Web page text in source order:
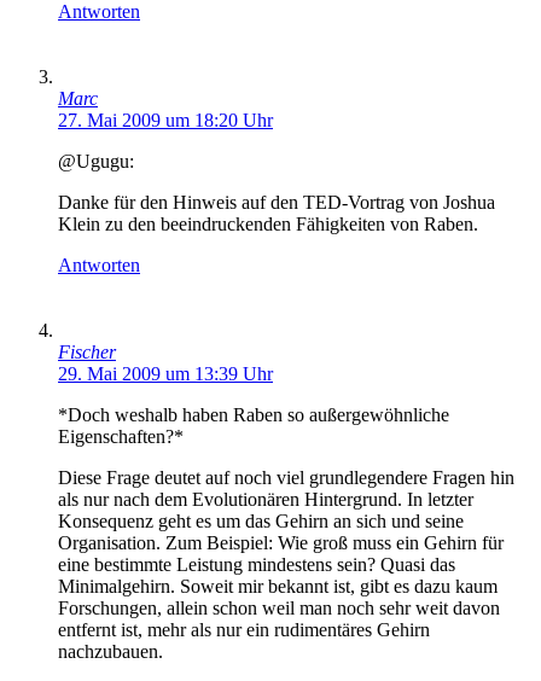
Antworten
Marc
27. Mai 2009 um 18:20 Uhr
@Ugugu:
Danke für den Hinweis auf den TED-Vortrag von Joshua
Klein zu den beeindruckenden Fähigkeiten von Raben.
Antworten
Fischer
29. Mai 2009 um 13:39 Uhr
*Doch weshalb haben Raben so außergewöhnliche
Eigenschaften?*
Diese Frage deutet auf noch viel grundlegendere Fragen hin
als nur nach dem Evolutionären Hintergrund. In letzter
Konsequenz geht es um das Gehirn an sich und seine
Organisation. Zum Beispiel: Wie groß muss ein Gehirn für
eine bestimmte Leistung mindestens sein? Quasi das
Minimalgehirn. Soweit mir bekannt ist, gibt es dazu kaum
Forschungen, allein schon weil man noch sehr weit davon
entfernt ist, mehr als nur ein rudimentäres Gehirn
nachzubauen.